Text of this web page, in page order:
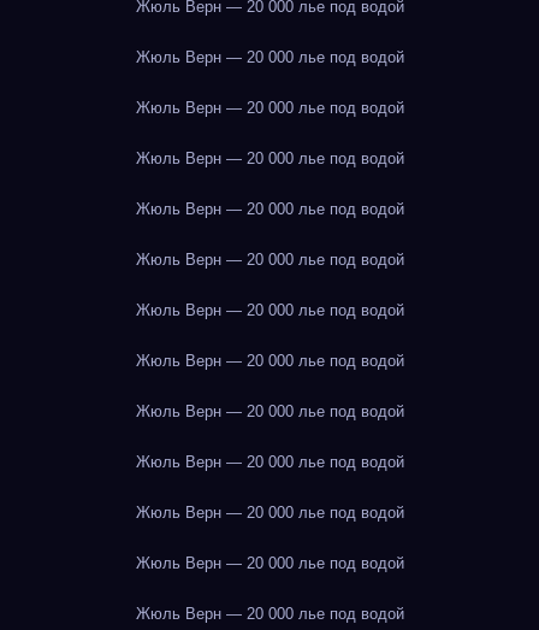
Жюль Верн — 20 000 лье под водой
Жюль Верн — 20 000 лье под водой
Жюль Верн — 20 000 лье под водой
Жюль Верн — 20 000 лье под водой
Жюль Верн — 20 000 лье под водой
Жюль Верн — 20 000 лье под водой
Жюль Верн — 20 000 лье под водой
Жюль Верн — 20 000 лье под водой
Жюль Верн — 20 000 лье под водой
Жюль Верн — 20 000 лье под водой
Жюль Верн — 20 000 лье под водой
Жюль Верн — 20 000 лье под водой
Жюль Верн — 20 000 лье под водой